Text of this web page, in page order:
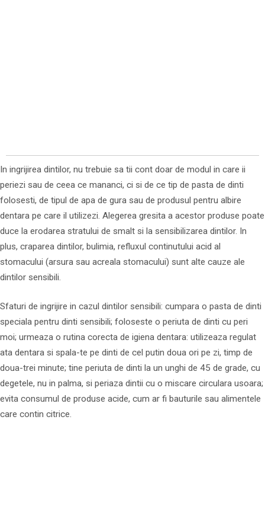
In ingrijirea dintilor, nu trebuie sa tii cont doar de modul in care ii
periezi sau de ceea ce mananci, ci si de ce tip de pasta de dinti
folosesti, de tipul de apa de gura sau de produsul pentru albire
dentara pe care il utilizezi. Alegerea gresita a acestor produse poate
duce la erodarea stratului de smalt si la sensibilizarea dintilor. In
plus, craparea dintilor, bulimia, refluxul continutului acid al
stomacului (arsura sau acreala stomacului) sunt alte cauze ale
dintilor sensibili.
Sfaturi de ingrijire in cazul dintilor sensibili: cumpara o pasta de dinti
speciala pentru dinti sensibili; foloseste o periuta de dinti cu peri
moi; urmeaza o rutina corecta de igiena dentara: utilizeaza regulat
ata dentara si spala-te pe dinti de cel putin doua ori pe zi, timp de
doua-trei minute; tine periuta de dinti la un unghi de 45 de grade, cu
degetele, nu in palma, si periaza dintii cu o miscare circulara usoara;
evita consumul de produse acide, cum ar fi bauturile sau alimentele
care contin citrice.